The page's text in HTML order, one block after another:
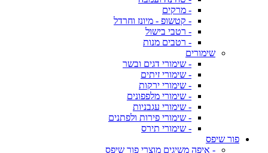
- מרקים
- קטשופ - מיונז וחרדל
- רטבי בישול
- רטבים מנות
שימורים
- שימורי דגים ובשר
- שימורי זיתים
- שימורי ירקות
- שימורי מלפפונים
- שימורי עגבניות
- שימורי פירות ולפתנים
- שימורי תירס
פור שיפס
- איפה משיגים מוצרי פור שיפס